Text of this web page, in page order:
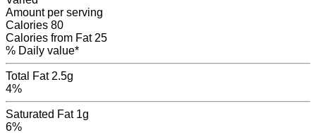
Amount per serving
Calories 80
Calories from Fat 25
% Daily value*
Total Fat 2.5g
4%
Saturated Fat 1g
6%